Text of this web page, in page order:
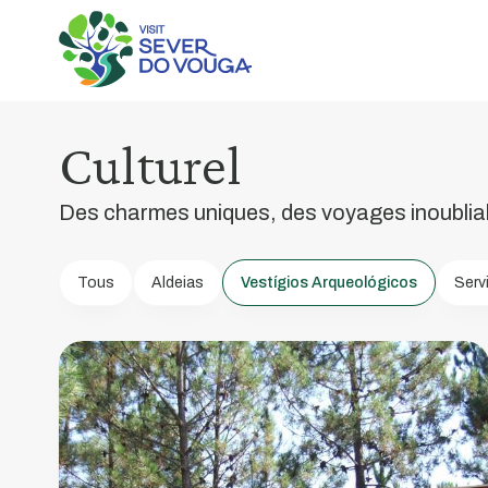
Culturel
Des charmes uniques, des voyages
Tous Aldeias Vestígios Arqueológicos
Anta
Cerqueira
Ou
Pedra
Dolmen
1